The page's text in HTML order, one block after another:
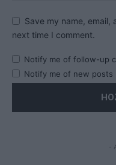
Save my name, email,
next time I comment.
Notify me of follow-up
Notify me of new posts
-